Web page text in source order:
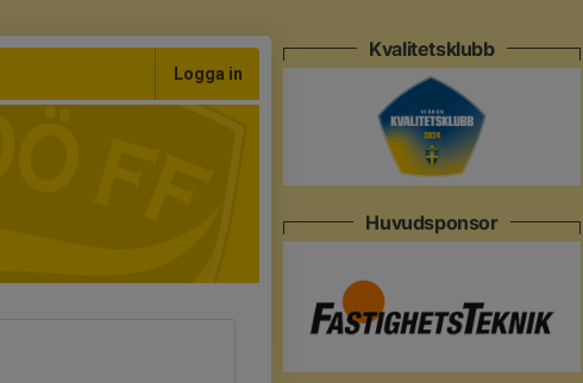
Logga in
Kvalitetsklubb
Huvudsponsor